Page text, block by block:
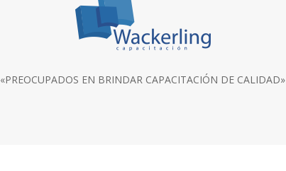
«PREOCUPADOS EN BRINDAR CAPACITACIÓN DE CALIDAD»